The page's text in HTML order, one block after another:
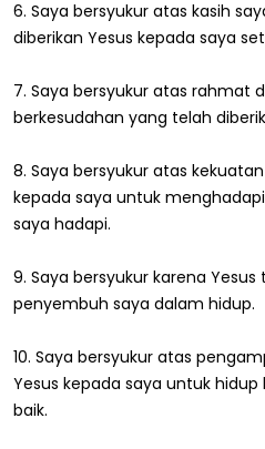
6. Saya bersyukur atas kasih
diberikan Yesus kepada saya
7. Saya bersyukur atas rahmat
berkesudahan yang telah
8. Saya bersyukur atas
kepada saya untuk
saya hadapi.
9. Saya bersyukur karena
penyembuh saya dalam hidup.
10. Saya bersyukur atas
Yesus kepada saya untuk
baik.